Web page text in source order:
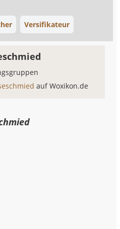
Versifikateur
auf Woxikon.de